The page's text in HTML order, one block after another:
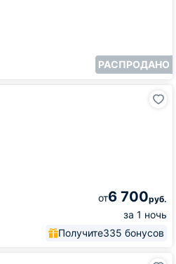
РАСПРОДАНО
от6 700руб.
за 1 ночь
Получите335 бонусов